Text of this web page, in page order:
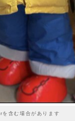
を含む場合があります